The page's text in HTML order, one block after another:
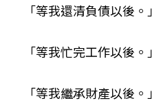
「等我還清負債以後。」
「等我忙完工作以後。」
「等我繼承財產以後。」